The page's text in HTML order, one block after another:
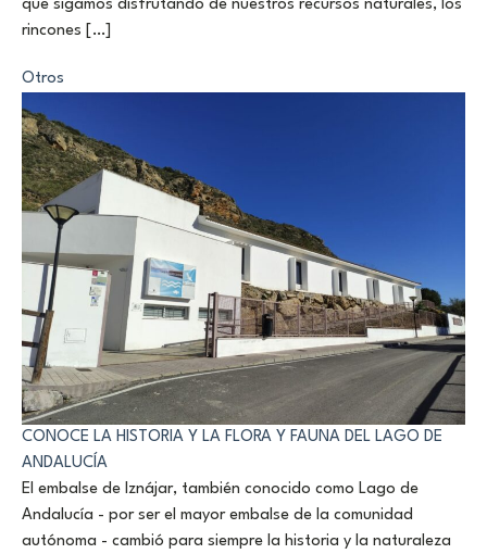
que sigamos disfrutando de nuestros recursos naturales, los
rincones […]
Otros
CONOCE LA HISTORIA Y LA FLORA Y FAUNA DEL LAGO DE
ANDALUCÍA
El embalse de Iznájar, también conocido como Lago de
Andalucía - por ser el mayor embalse de la comunidad
autónoma - cambió para siempre la historia y la naturaleza